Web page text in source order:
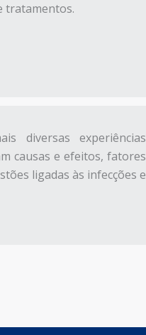
tratamentos.
diversas experiências
causas e efeitos, fatores
ligadas às infecções e